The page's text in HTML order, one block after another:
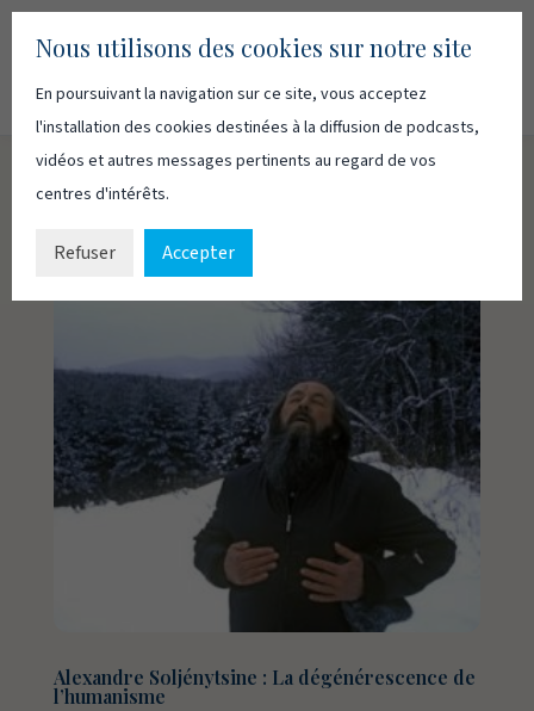
Alexandre Soljénytsine : La dégénérescence de
l’humanisme
Nous utilisons des cookies sur notre site
En poursuivant la navigation sur ce site, vous acceptez
l'installation des cookies destinées à la diffusion de podcasts,
vidéos et autres messages pertinents au regard de vos
centres d'intérêts.
Refuser Accepter